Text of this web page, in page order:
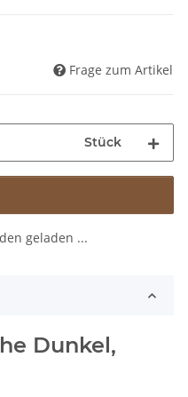
Frage zum Artikel
Stück
geladen ...
Dunkel,